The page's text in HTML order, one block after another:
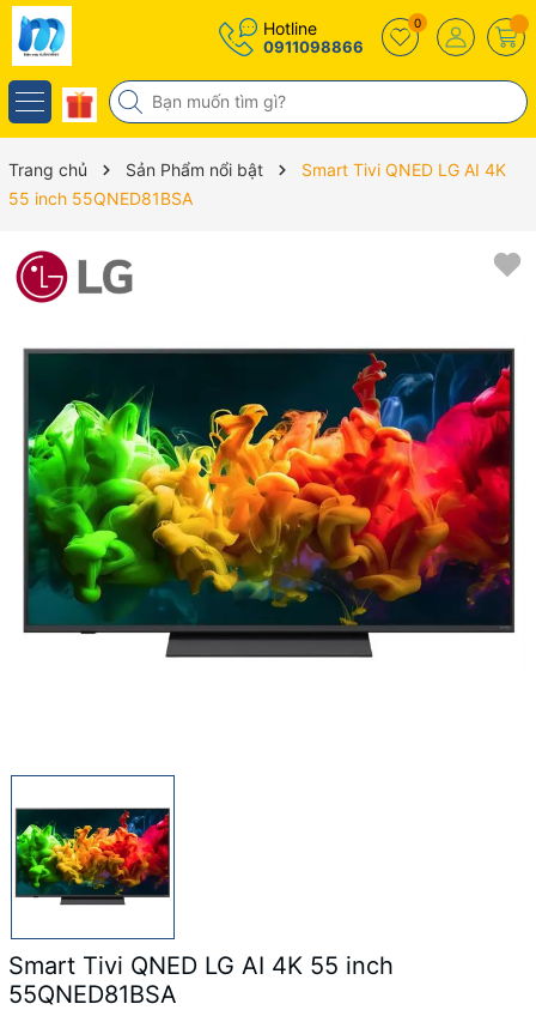
Hotline
0911098866
0
Trang chủ Sản Phẩm nổi bật
Smart Tivi QNED LG AI 4K
55 inch 55QNED81BSA
Smart Tivi QNED LG AI 4K 55 inch
55QNED81BSA